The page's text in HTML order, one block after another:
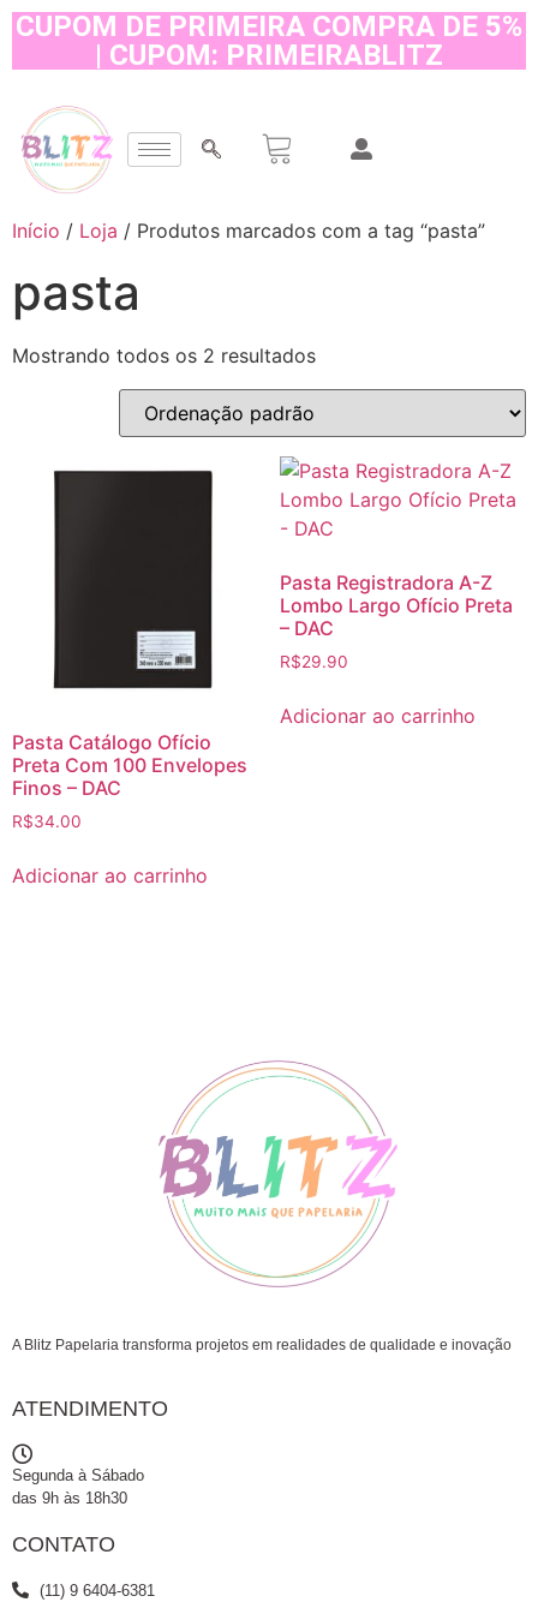
CUPOM DE PRIMEIRA COMPRA DE 5%
| CUPOM: PRIMEIRABLITZ
Início / Loja / Produtos marcados com a tag “pasta”
pasta
Mostrando todos os 2 resultados
Pasta Catálogo Ofício
Preta Com 100 Envelopes
Finos – DAC
R$34.00
Adicionar ao carrinho
Pasta Registradora A-Z
Lombo Largo Ofício Preta
– DAC
R$29.90
Adicionar ao carrinho
A Blitz Papelaria transforma projetos em realidades de qualidade e inovação
ATENDIMENTO
Segunda à Sábado
das 9h às 18h30
CONTATO
(11) 9 6404-6381